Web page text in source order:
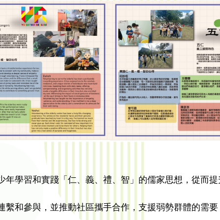
學習和實踐「仁、義、禮、智」的儒家思想，從而
和參與，並推動社區攜手合作，支援弱勢群體的需